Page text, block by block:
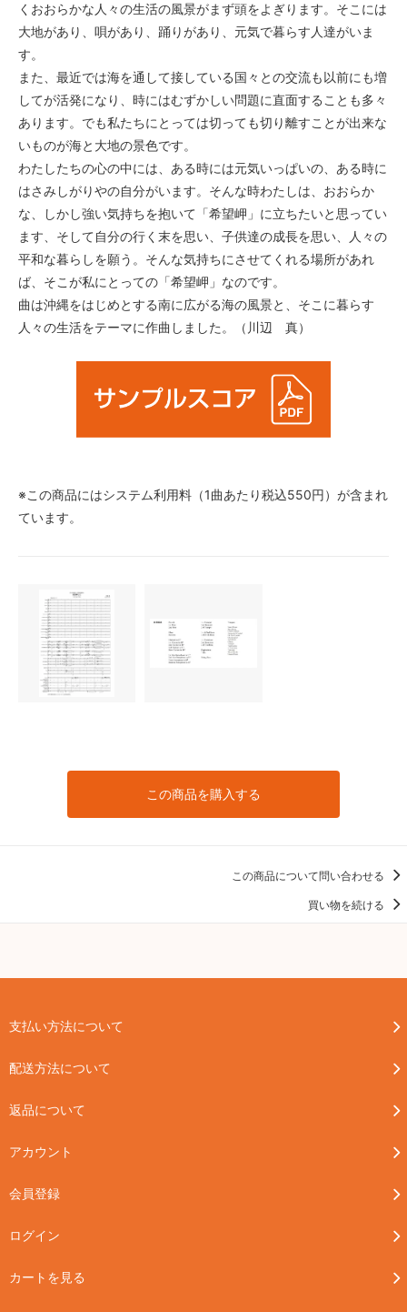
くおおらかな人々の生活の風景がまず頭をよぎります。そこには
大地があり、唄があり、踊りがあり、元気で暮らす人達がいま
す。
また、最近では海を通して接している国々との交流も以前にも増
してが活発になり、時にはむずかしい問題に直面することも多々
あります。でも私たちにとっては切っても切り離すことが出来な
いものが海と大地の景色です。
わたしたちの心の中には、ある時には元気いっぱいの、ある時に
はさみしがりやの自分がいます。そんな時わたしは、おおらか
な、しかし強い気持ちを抱いて「希望岬」に立ちたいと思ってい
ます、そして自分の行く末を思い、子供達の成長を思い、人々の
平和な暮らしを願う。そんな気持ちにさせてくれる場所があれ
ば、そこが私にとっての「希望岬」なのです。
曲は沖縄をはじめとする南に広がる海の風景と、そこに暮らす
人々の生活をテーマに作曲しました。（川辺 真）
※この商品にはシステム利用料（1曲あたり税込550円）が含まれ
ています。
この商品を購入する
この商品について問い合わせる
買い物を続ける
支払い方法について
配送方法について
返品について
アカウント
会員登録
ログイン
カートを見る